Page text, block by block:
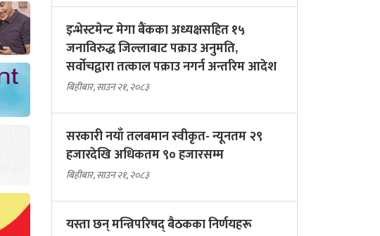
इन्भेस्टमेन्ट मेगा बैंकका अध्यक्षसहित १५
जनाविरुद्ध जिल्लाबाट पक्राउ अनुमति,
सर्वोचद्वारा तत्काल पक्राउ नगर्न अन्तरिम आदेश
बिहीबार, साउन २१, २०८३
सरकारी नयाँ तलबमान स्वीकृत- न्यूनतम २९
हजारदेखि अधिकतम ९० हजारसम्म
बिहीबार, साउन २१, २०८३
यस्ता छन् मन्त्रिपरिषद् बैठकका निर्णयहरू